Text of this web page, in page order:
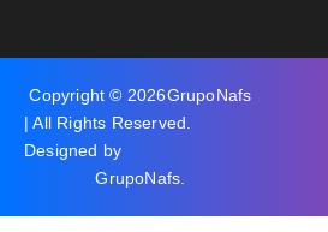
Copyright © 2026GrupoNafs
| All Rights Reserved.
Designed by
GrupoNafs.